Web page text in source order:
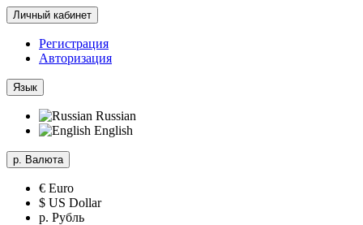
Личный кабинет
Регистрация
Авторизация
Язык
Russian
English
р. Валюта
€ Euro
$ US Dollar
р. Рубль